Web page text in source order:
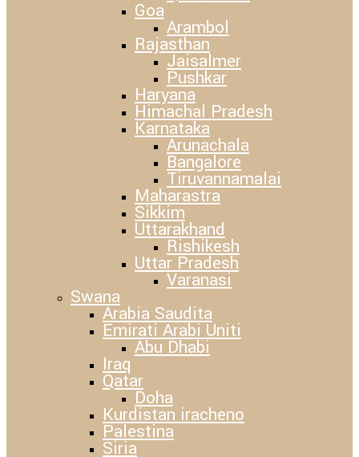
Goa
Arambol
Rajasthan
Jaisalmer
Pushkar
Haryana
Himachal Pradesh
Karnataka
Arunachala
Bangalore
Tiruvannamalai
Maharastra
Sikkim
Uttarakhand
Rishikesh
Uttar Pradesh
Varanasi
Swana
Arabia Saudita
Emirati Arabi Uniti
Abu Dhabi
Iraq
Qatar
Doha
Kurdistan iracheno
Palestina
Siria